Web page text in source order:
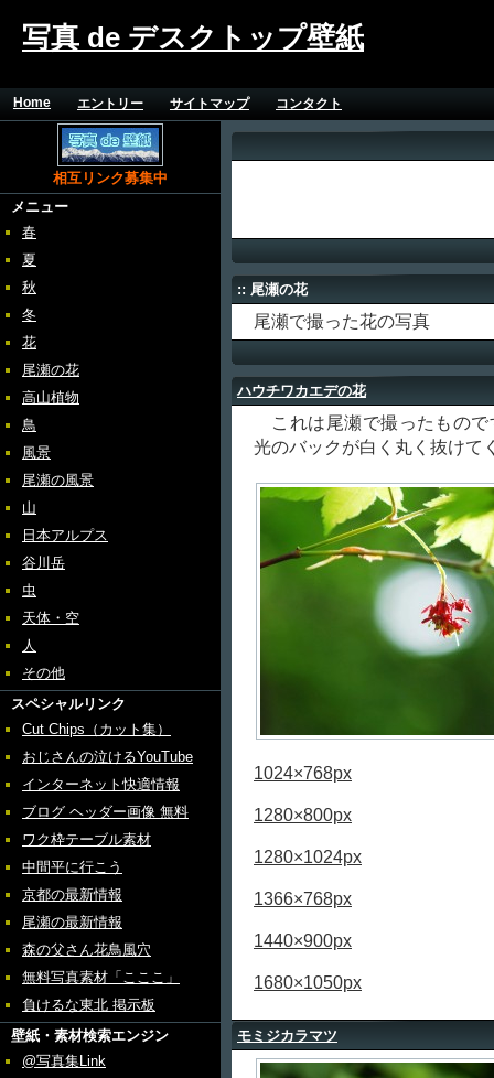
写真 de デスクトップ壁紙
Home エントリー サイトマップ コンタクト
相互リンク募集中
メニュー
春
夏
秋
冬
花
尾瀬の花
高山植物
鳥
風景
尾瀬の風景
山
日本アルプス
谷川岳
虫
天体・空
人
その他
スペシャルリンク
Cut Chips（カット集）
おじさんの泣けるYouTube
インターネット快適情報
ブログ ヘッダー画像 無料
ワク枠テーブル素材
中間平に行こう
京都の最新情報
尾瀬の最新情報
森の父さん花鳥風穴
無料写真素材「こここ」
負けるな東北 掲示板
壁紙・素材検索エンジン
@写真集Link
:: 尾瀬の花
尾瀬で撮った花の写真
ハウチワカエデの花
これは尾瀬で撮ったもので
光のバックが白く丸く抜けて
1024×768px
1280×800px
1280×1024px
1366×768px
1440×900px
1680×1050px
モミジカラマツ